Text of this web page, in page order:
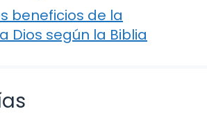
beneficios de la
Dios según la Biblia